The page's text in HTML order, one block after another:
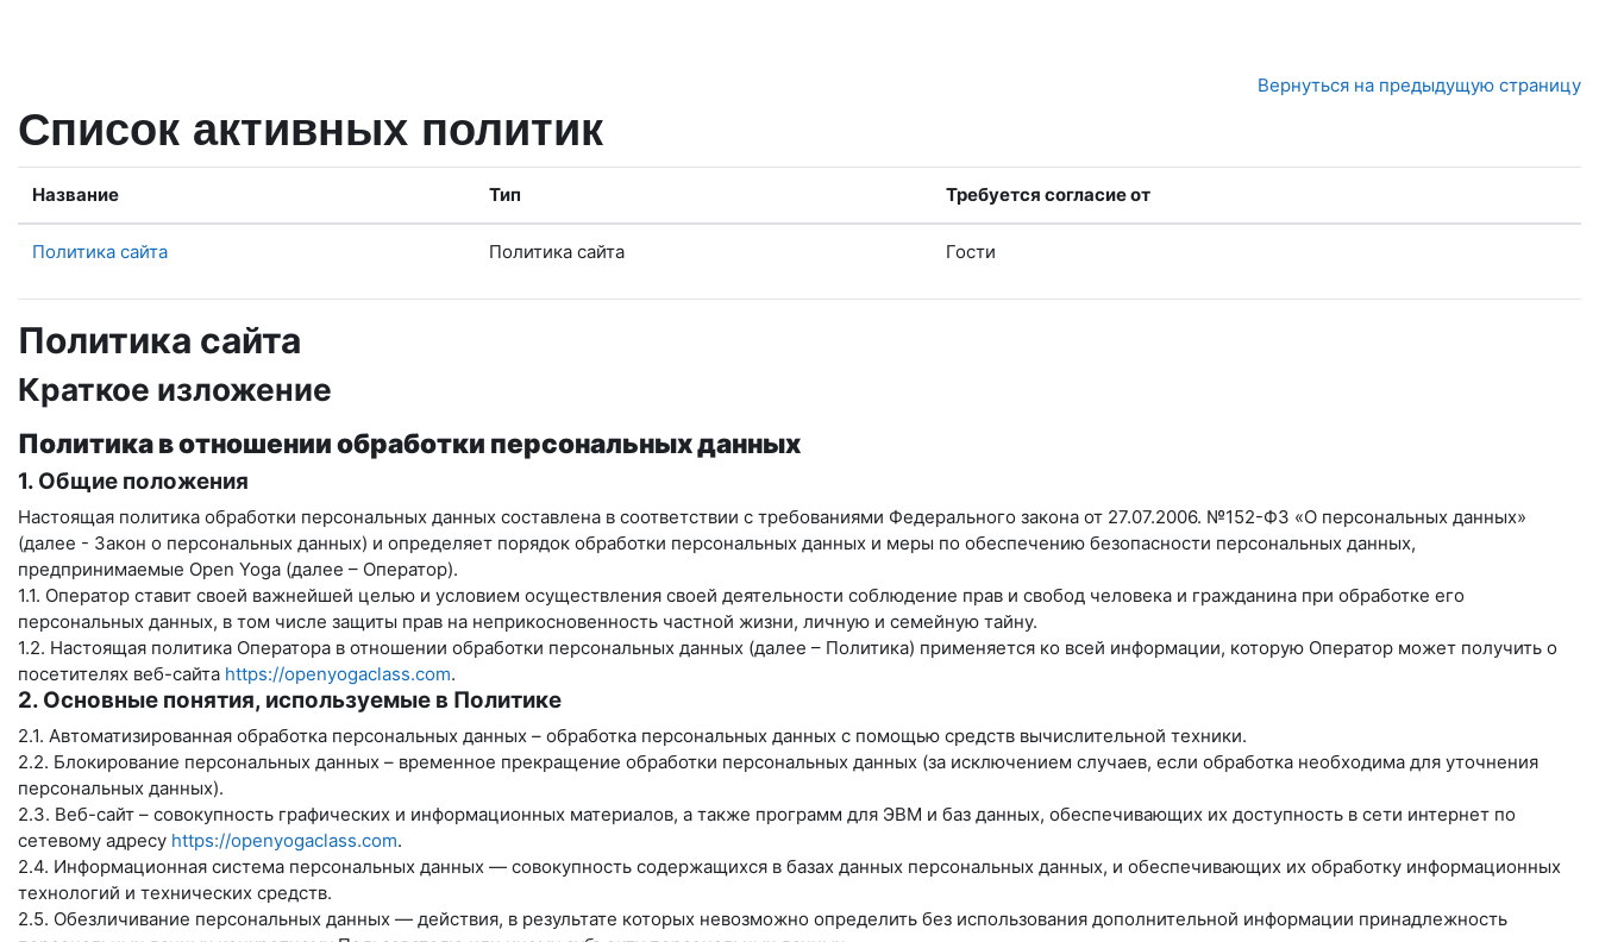
Вернуться на предыдущую страницу
Список активных политик
Название Тип Требуется согласие от
Политика сайта Политика сайта Гости
Политика сайта
Краткое изложение
Политика в отношении обработки персональных данных
1. Общие положения
Настоящая политика обработки персональных данных составлена в соответствии с требованиями Федерального закона от 27.07.2006. №152-ФЗ «О персональных данных»
(далее - Закон о персональных данных) и определяет порядок обработки персональных данных и меры по обеспечению безопасности персональных данных,
предпринимаемые Open Yoga (далее – Оператор).
1.1. Оператор ставит своей важнейшей целью и условием осуществления своей деятельности соблюдение прав и свобод человека и гражданина при обработке его
персональных данных, в том числе защиты прав на неприкосновенность частной жизни, личную и семейную тайну.
1.2. Настоящая политика Оператора в отношении обработки персональных данных (далее – Политика) применяется ко всей информации, которую Оператор может получить о
посетителях веб-сайта https://openyogaclass.com.
2. Основные понятия, используемые в Политике
2.1. Автоматизированная обработка персональных данных – обработка персональных данных с помощью средств вычислительной техники.
2.2. Блокирование персональных данных – временное прекращение обработки персональных данных (за исключением случаев, если обработка необходима для уточнения
персональных данных).
2.3. Веб-сайт – совокупность графических и информационных материалов, а также программ для ЭВМ и баз данных, обеспечивающих их доступность в сети интернет по
сетевому адресу https://openyogaclass.com.
2.4. Информационная система персональных данных — совокупность содержащихся в базах данных персональных данных, и обеспечивающих их обработку информационных
технологий и технических средств.
2.5. Обезличивание персональных данных — действия, в результате которых невозможно определить без использования дополнительной информации принадлежность